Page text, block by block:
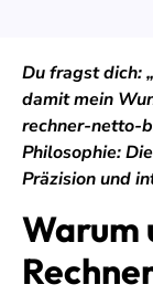
Du fragst dich:
damit mein
rechner-netto-
Philosophie:
Präzision und
Warum